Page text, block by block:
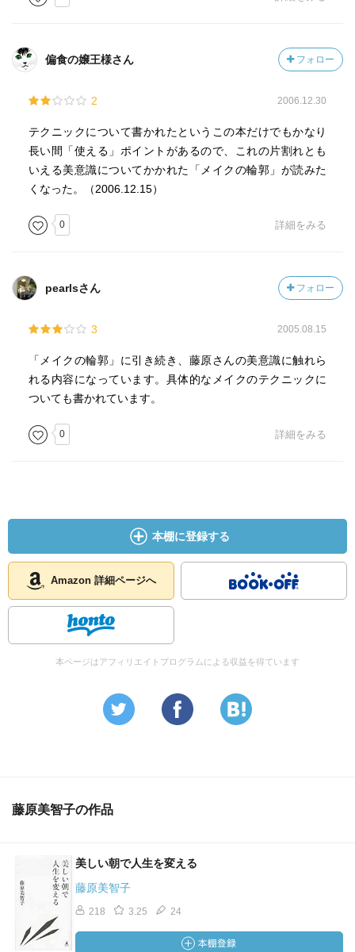
偏食の嬢王様さん フォロー
2 2006.12.30
テクニックについて書かれたというこの本だけでもかなり
長い間「使える」ポイントがあるので、これの片割れとも
いえる美意識についてかかれた「メイクの輪郭」が読みた
くなった。（2006.12.15）
0 詳細をみる
pearlsさん フォロー
3 2005.08.15
「メイクの輪郭」に引き続き、藤原さんの美意識に触れら
れる内容になっています。具体的なメイクのテクニックに
ついても書かれています。
0 詳細をみる
本棚に登録する
Amazon 詳細ページへ
本ページはアフィリエイトプログラムによる収益を得ています
藤原美智子の作品
美しい朝で人生を変える
藤原美智子
218 3.25 24